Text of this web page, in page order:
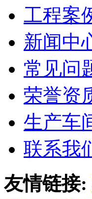
工程案
新闻中
常见问
荣誉资
生产车
联系我
友情链接: